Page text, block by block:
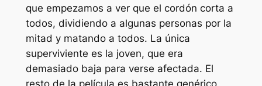
que empezamos a ver que el cordón corta a
todos, dividiendo a algunas personas por la
mitad y matando a todos. La única
superviviente es la joven, que era
demasiado baja para verse afectada. El